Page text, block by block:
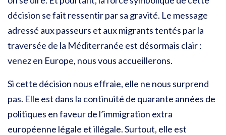
décision se fait ressentir par sa gravité. Le message
adressé aux passeurs et aux migrants tentés par la
traversée de la Méditerranée est désormais clair :
venez en Europe, nous vous accueillerons.
Si cette décision nous effraie, elle ne nous surprend
pas. Elle est dans la continuité de quarante années de
politiques en faveur de l’immigration extra
européenne légale et illégale. Surtout, elle est